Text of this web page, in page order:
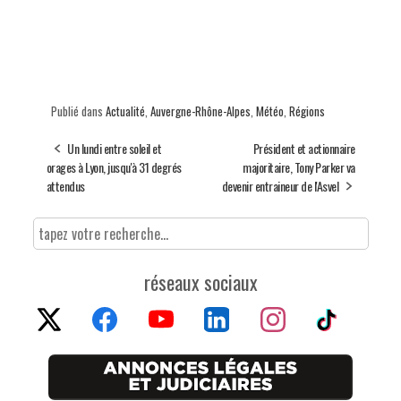
Publié dans Actualité, Auvergne-Rhône-Alpes, Météo, Régions
Un lundi entre soleil et
orages à Lyon, jusqu'à 31 degrés
attendus
Président et actionnaire
majoritaire, Tony Parker va
devenir entraineur de l'Asvel
réseaux sociaux